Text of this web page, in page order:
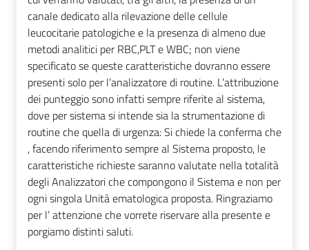
canale dedicato alla rilevazione delle cellule
leucocitarie patologiche e la presenza di almeno due
metodi analitici per RBC,PLT e WBC; non viene
specificato se queste caratteristiche dovranno essere
presenti solo per l’analizzatore di routine. L’attribuzione
dei punteggio sono infatti sempre riferite al sistema,
dove per sistema si intende sia la strumentazione di
routine che quella di urgenza: Si chiede la conferma che
, facendo riferimento sempre al Sistema proposto, le
caratteristiche richieste saranno valutate nella totalità
degli Analizzatori che compongono il Sistema e non per
ogni singola Unità ematologica proposta. Ringraziamo
per l’ attenzione che vorrete riservare alla presente e
porgiamo distinti saluti.